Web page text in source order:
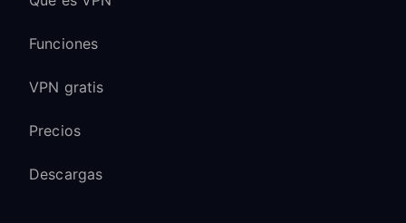
Funciones
VPN gratis
Precios
Descargas